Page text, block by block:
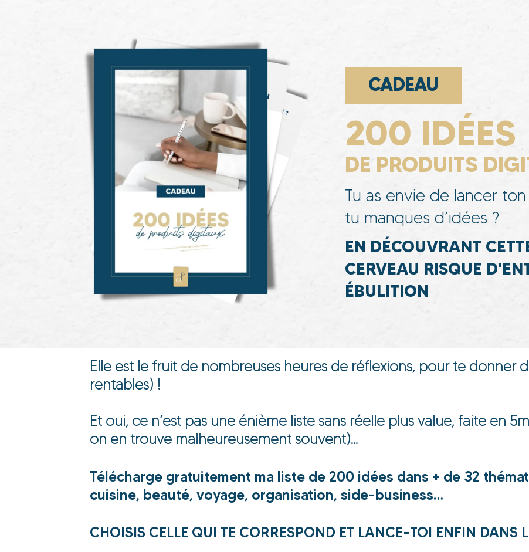
CADEAU
200 IDÉES
DE PRODUITS
Tu as envie de lancer
tu manques d’idées ?
EN DÉCOUVRANT
CERVEAU RISQUE
ÉBULITION
Elle est le fruit de nombreuses heures de réflexions, pour te donner
rentables) !
Et oui, ce n’est pas une énième liste sans réelle plus value, faite en
on en trouve malheureusement souvent)…
Télécharge gratuitement ma liste de 200 idées dans + de 32
cuisine, beauté, voyage, organisation, side-business…
CHOISIS CELLE QUI TE CORRESPOND ET LANCE-TOI ENFIN DANS